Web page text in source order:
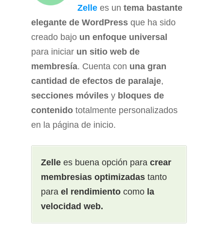
Zelle es un tema bastante
elegante de WordPress que ha sido
creado bajo un enfoque universal
para iniciar un sitio web de
membresía. Cuenta con una gran
cantidad de efectos de paralaje,
secciones móviles y bloques de
contenido totalmente personalizados
en la página de inicio.
Zelle es buena opción para crear
membresias optimizadas tanto
para el rendimiento como la
velocidad web.